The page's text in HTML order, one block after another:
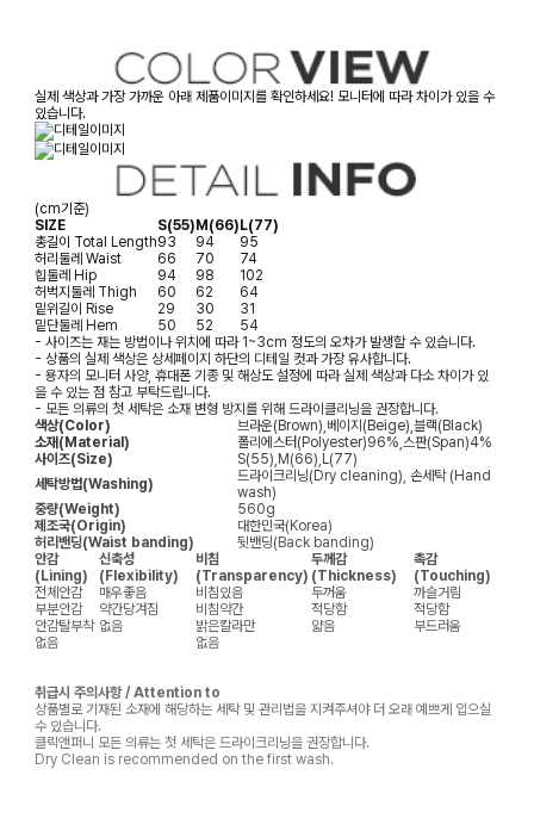
실제 색상과 가장 가까운 아래 제품이미지를 확인하세요! 모니터에 따라 차이가 있을 수
있습니다.
(cm기준)
SIZE
S(55)M(66)L(77)
총길이 Total Length93 94
95
허리둘레 Waist 66 70
74
힙둘레 Hip 94 98
102
허벅지둘레 Thigh 60 62
64
밑위길이 Rise 29 30
31
밑단둘레 Hem 50 52
54
- 사이즈는 재는 방법이나 위치에 따라 1~3cm 정도의 오차가 발생할 수 있습니다.
- 상품의 실제 색상은 상세페이지 하단의 디테일 컷과 가장 유사합니다.
- 용자의 모니터 사양, 휴대폰 기종 및 해상도 설정에 따라 실제 색상과 다소 차이가 있
을 수 있는 점 참고 부탁드립니다.
- 모든 의류의 첫 세탁은 소재 변형 방지를 위해 드라이클리닝을 권장합니다.
색상(Color)
브라운(Brown),베이지(Beige),블랙(Black)
소재(Material)
폴리에스터(Polyester)96%,스판(Span)4%
사이즈(Size)
S(55),M(66),L(77)
세탁방법(Washing)
드라이크리닝(Dry cleaning), 손세탁 (Hand
wash)
중량(Weight)
560g
제조국(Origin)
대한민국(Korea)
허리밴딩(Waist banding)
뒷밴딩(Back banding)
안감
(Lining)
신축성
(Flexibility)
비침
(Transparency)
두께감
(Thickness)
촉감
(Touching)
전체안감
매우좋음 비침있음 두꺼움
까슬거림
부분안감
약간당겨짐 비침약간 적당함
적당함
안감탈부착 없음 밝은칼라만 얇음
부드러움
없음
없음
취급시 주의사항 / Attention to
상품별로 기재된 소재에 해당하는 세탁 및 관리법을 지켜주셔야 더 오래 예쁘게 입으실
수 있습니다.
클릭앤퍼니 모든 의류는 첫 세탁은 드라이크리닝을 권장합니다.
Dry Clean is recommended on the first wash.